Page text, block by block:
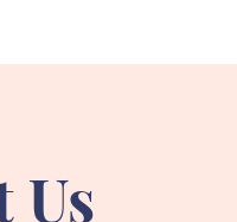
Us